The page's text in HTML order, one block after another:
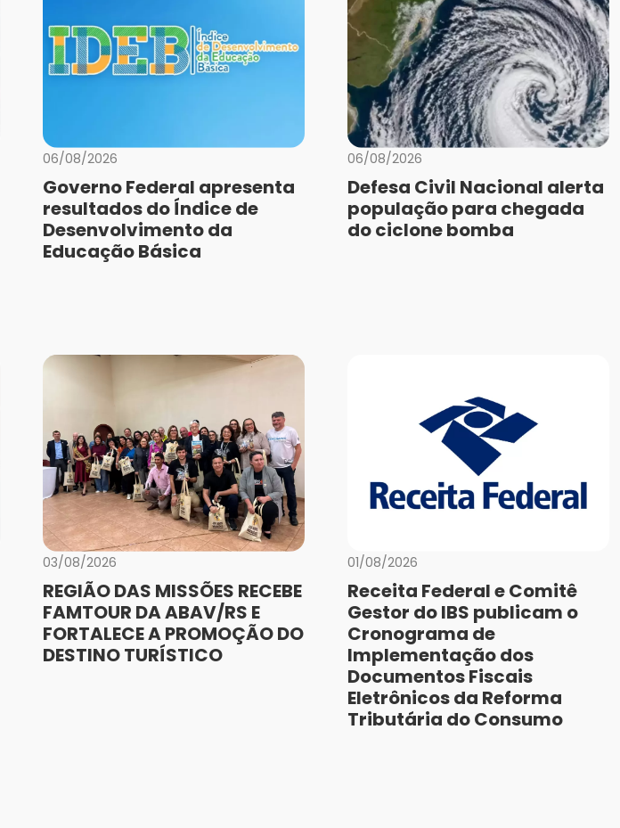
06/08/2026
Governo Federal apresenta
resultados do Índice de
Desenvolvimento da
Educação Básica
06/08/2026
Defesa Civil Nacional alerta
população para chegada
do ciclone bomba
03/08/2026
REGIÃO DAS MISSÕES RECEBE
FAMTOUR DA ABAV/RS E
FORTALECE A PROMOÇÃO DO
DESTINO TURÍSTICO
01/08/2026
Receita Federal e Comitê
Gestor do IBS publicam o
Cronograma de
Implementação dos
Documentos Fiscais
Eletrônicos da Reforma
Tributária do Consumo